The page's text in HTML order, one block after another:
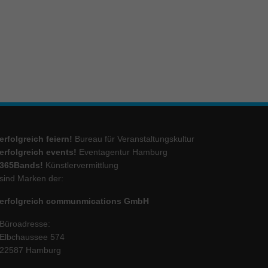
erfolgreich feiern! Bureau für Veranstaltungskultur
erfolgreich events! Eventagentur Hamburg
365Bands! Künstlervermittlung
sind Marken der:
erfolgreich communmications GmbH
Büroadresse:
Elbchaussee 574
22587 Hamburg
Externe Medien